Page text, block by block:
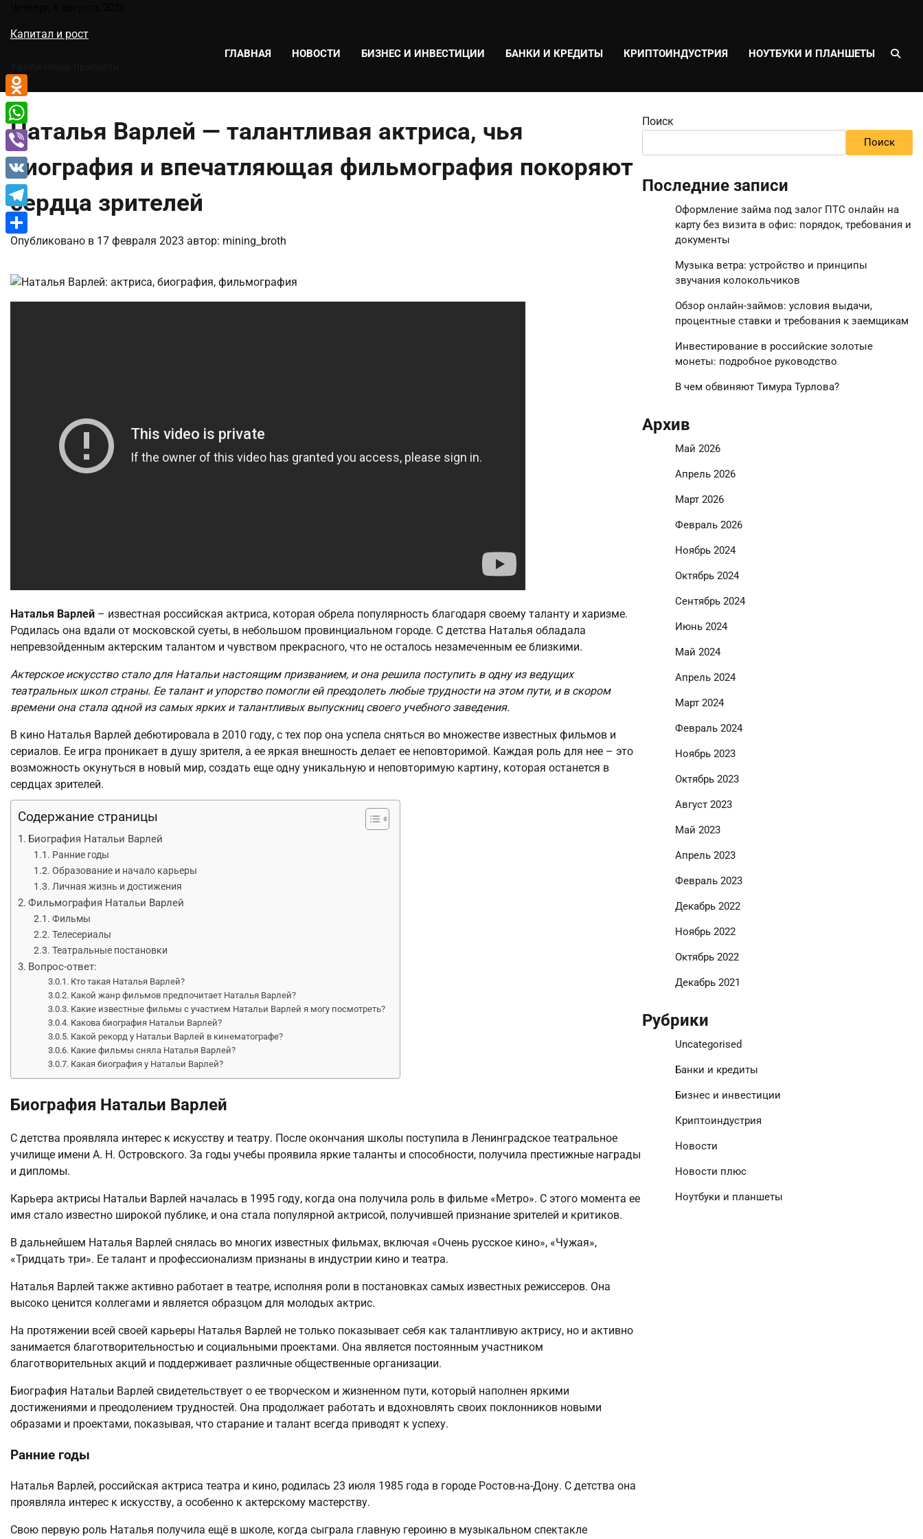
содержимому
Капитал и рост
ГЛАВНАЯ НОВОСТИ БИЗНЕС И ИНВЕСТИЦИИ БАНКИ И КРЕДИТЫ КРИПТОИНДУСТРИЯ НОУТБУКИ И ПЛАНШЕТЫ
Наталья Варлей — талантливая актриса, чья
биография и впечатляющая фильмография покоряют
сердца зрителей
Опубликовано в 17 февраля 2023 автор: mining_broth
Наталья Варлей – известная российская актриса, которая обрела популярность благодаря своему таланту и харизме.
Родилась она вдали от московской суеты, в небольшом провинциальном городе. С детства Наталья обладала
непревзойденным актерским талантом и чувством прекрасного, что не осталось незамеченным ее близкими.
Актерское искусство стало для Натальи настоящим призванием, и она решила поступить в одну из ведущих
театральных школ страны. Ее талант и упорство помогли ей преодолеть любые трудности на этом пути, и в скором
времени она стала одной из самых ярких и талантливых выпускниц своего учебного заведения.
В кино Наталья Варлей дебютировала в 2010 году, с тех пор она успела сняться во множестве известных фильмов и
сериалов. Ее игра проникает в душу зрителя, а ее яркая внешность делает ее неповторимой. Каждая роль для нее – это
возможность окунуться в новый мир, создать еще одну уникальную и неповторимую картину, которая останется в
сердцах зрителей.
Содержание страницы
Биография Натальи Варлей
Ранние годы
Образование и начало карьеры
Личная жизнь и достижения
Фильмография Натальи Варлей
Фильмы
Телесериалы
Театральные постановки
Вопрос-ответ:
Кто такая Наталья Варлей?
Какой жанр фильмов предпочитает Наталья Варлей?
Какие известные фильмы с участием Натальи Варлей я могу посмотреть?
Какова биография Натальи Варлей?
Какой рекорд у Натальи Варлей в кинематографе?
Какие фильмы сняла Наталья Варлей?
Какая биография у Натальи Варлей?
Биография Натальи Варлей
С детства проявляла интерес к искусству и театру. После окончания школы поступила в Ленинградское театральное
училище имени А. Н. Островского. За годы учебы проявила яркие таланты и способности, получила престижные награды
и дипломы.
Карьера актрисы Натальи Варлей началась в 1995 году, когда она получила роль в фильме «Метро». С этого момента ее
имя стало известно широкой публике, и она стала популярной актрисой, получившей признание зрителей и критиков.
В дальнейшем Наталья Варлей снялась во многих известных фильмах, включая «Очень русское кино», «Чужая»,
«Тридцать три». Ее талант и профессионализм признаны в индустрии кино и театра.
Наталья Варлей также активно работает в театре, исполняя роли в постановках самых известных режиссеров. Она
высоко ценится коллегами и является образцом для молодых актрис.
На протяжении всей своей карьеры Наталья Варлей не только показывает себя как талантливую актрису, но и активно
занимается благотворительностью и социальными проектами. Она является постоянным участником
благотворительных акций и поддерживает различные общественные организации.
Биография Натальи Варлей свидетельствует о ее творческом и жизненном пути, который наполнен яркими
достижениями и преодолением трудностей. Она продолжает работать и вдохновлять своих поклонников новыми
образами и проектами, показывая, что старание и талант всегда приводят к успеху.
Ранние годы
Наталья Варлей, российская актриса театра и кино, родилась 23 июля 1985 года в городе Ростов-на-Дону. С детства она
проявляла интерес к искусству, а особенно к актерскому мастерству.
Свою первую роль Наталья получила ещё в школе, когда сыграла главную героиню в музыкальном спектакле
Поиск
Поиск
Последние записи
Оформление займа под залог ПТС онлайн на
карту без визита в офис: порядок, требования и
документы
Музыка ветра: устройство и принципы
звучания колокольчиков
Обзор онлайн-займов: условия выдачи,
процентные ставки и требования к заемщикам
Инвестирование в российские золотые
монеты: подробное руководство
В чем обвиняют Тимура Турлова?
Архив
Май 2026
Апрель 2026
Март 2026
Февраль 2026
Ноябрь 2024
Октябрь 2024
Сентябрь 2024
Июнь 2024
Май 2024
Апрель 2024
Март 2024
Февраль 2024
Ноябрь 2023
Октябрь 2023
Август 2023
Май 2023
Апрель 2023
Февраль 2023
Декабрь 2022
Ноябрь 2022
Октябрь 2022
Декабрь 2021
Рубрики
Uncategorised
Банки и кредиты
Бизнес и инвестиции
Криптоиндустрия
Новости
Новости плюс
Ноутбуки и планшеты
Odnoklassniki
WhatsApp
Viber
VK
Telegram
Отправить